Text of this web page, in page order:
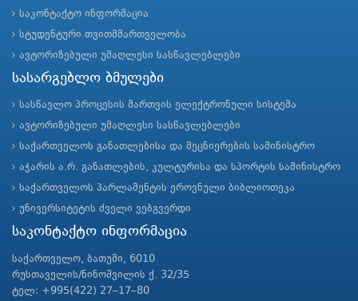
საკონტაქტო ინფორმაცია
სტუდენტური თვითმმართველობა
ავტორიზებული უმაღლესი სასწავლებლები
სასარგებლო ბმულები
სასწავლო პროცესის მართვის ელექტრონული სისტემა
ავტორიზებული უმაღლესი სასწავლებლები
საქართველოს განათლებისა და მეცნიერების სამინისტრო
აჭარის ა.რ. განათლების, კულტურისა და სპორტის სამინისტრო
საქართველოს პარლამენტის ეროვნული ბიბლიოთეკა
უნივერსიტეტის ძველი ვებგვერდი
საკონტაქტო ინფორმაცია
საქართველო, ბათუმი, 6010
რუსთაველის/ნინოშვილის ქ. 32/35
ტელ: +995(422) 27–17–80